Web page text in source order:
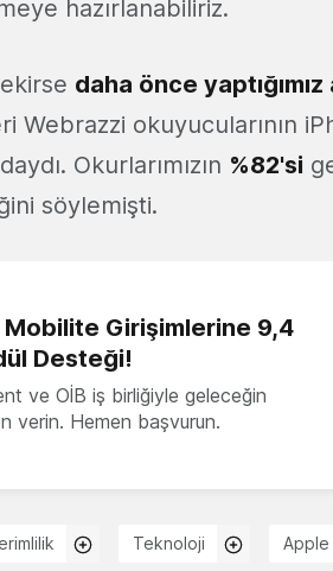
hazırlanabiliriz.
daha önce
Webrazzi okuyucularının
Okurlarımızın %82'si
söylemişti.
Girişimlerine 9,4
Desteği!
ve OİB iş birliğiyle geleceğin
verin. Hemen başvurun.
Teknoloji Apple